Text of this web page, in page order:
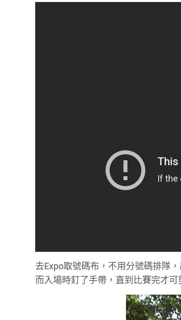
去Expo取號碼布，不用分號碼排隊
而入場時釘了手帶，直到比賽完才